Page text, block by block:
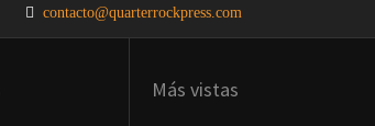
contacto@quarterrockpress.com
Más vistas